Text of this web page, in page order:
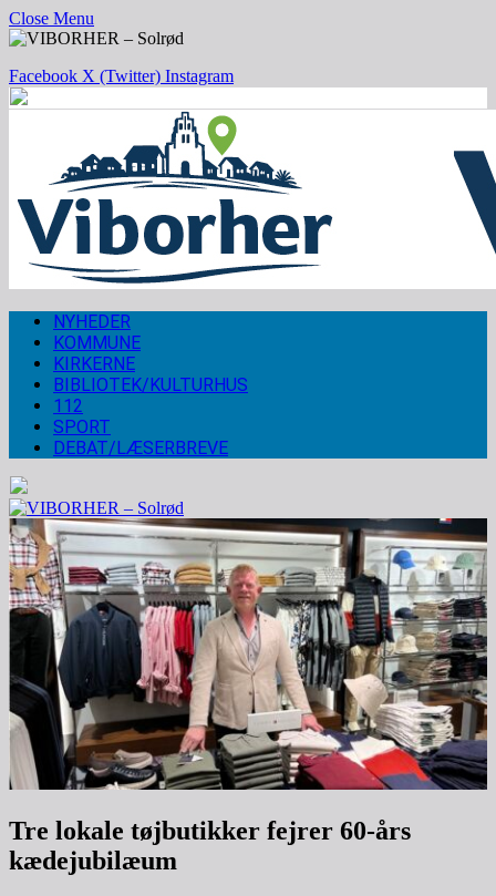
Close Menu
Facebook X (Twitter) Instagram
NYHEDER
KOMMUNE
KIRKERNE
BIBLIOTEK/KULTURHUS
112
SPORT
DEBAT/LÆSERBREVE
Tre lokale tøjbutikker fejrer 60-års
kædejubilæum